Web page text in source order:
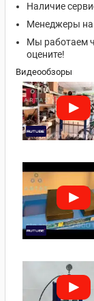
Наличие
Менеджеры на
Мы работаем
оцените!
Видеообзоры